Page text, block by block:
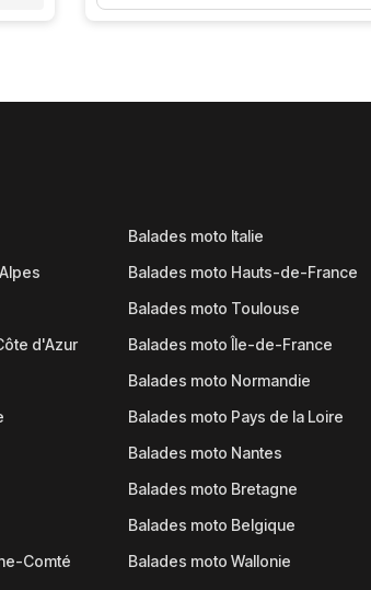
d'Azur
Comté
Balades moto Italie
Balades moto Hauts-de-France
Balades moto Toulouse
Balades moto Île-de-France
Balades moto Normandie
Balades moto Pays de la Loire
Balades moto Nantes
Balades moto Bretagne
Balades moto Belgique
Balades moto Wallonie